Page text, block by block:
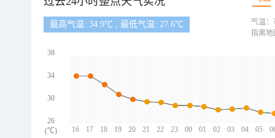
最高气温: 34.9℃ , 最低气温: 27.6℃
16 17 18 19 20 21 22 23 00 01 02 03 04 05
38
34
30
26
(℃)
气温：
指离地